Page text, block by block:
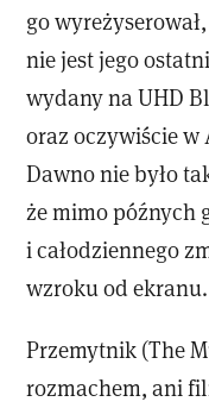
go
nie jest jego
wydany na UHD
oraz oczywiście w
Dawno nie było
że mimo późnych
i całodziennego
wzroku od ekranu.
Przemytnik (The
rozmachem, ani